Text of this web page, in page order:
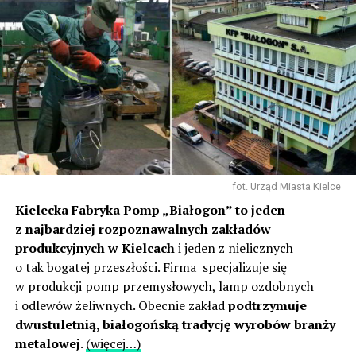
fot. Urząd Miasta Kielce
Kielecka Fabryka Pomp „Białogon” to jeden
z najbardziej rozpoznawalnych zakładów
produkcyjnych w Kielcachi jeden z nielicznych
o tak bogatej przeszłości. Firma specjalizuje się
w produkcji pomp przemysłowych, lamp ozdobnych
i odlewów żeliwnych. Obecnie zakładpodtrzymuje
dwustuletnią, białogońską tradycję wyrobów branży
metalowej. (więcej…)